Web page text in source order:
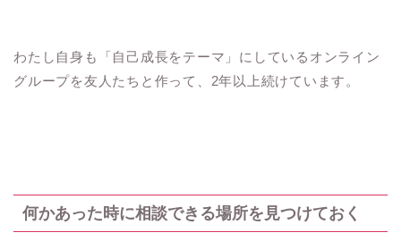
わたし自身も「自己成長をテーマ」にしているオンライン
グループを友人たちと作って、2年以上続けています。
何かあった時に相談できる場所を見つけておく